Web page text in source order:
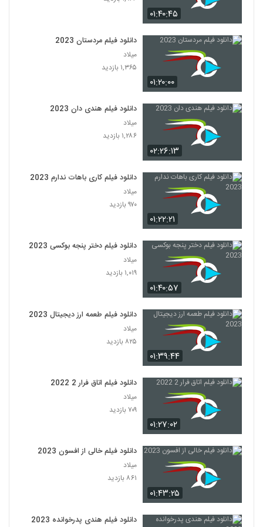
۰۱:۴۰:۴۵
۰۱:۲۰:۰۰
دانلود فیلم مردستان 2023
میلاد
۱,۳۶۵ بازدید
۰۲:۲۶:۱۳
دانلود فیلم هندی دان 2023
میلاد
۱,۲۸۶ بازدید
۰۱:۲۲:۲۱
دانلود فیلم کاری باهات ندارم 2023
میلاد
۹۷۰ بازدید
۰۱:۴۰:۵۷
دانلود فیلم دختر پنجه بوکسی 2023
میلاد
۱,۰۱۹ بازدید
۰۱:۳۹:۴۴
دانلود فیلم طعمه ارز دیجیتال 2023
میلاد
۸۲۵ بازدید
۰۱:۲۷:۰۲
دانلود فیلم اتاق فرار 2 2022
میلاد
۷۰۹ بازدید
۰۱:۴۳:۲۵
دانلود فیلم خالی از افسون 2023
میلاد
۸۶۱ بازدید
دانلود فیلم هندی پدرخوانده 2023